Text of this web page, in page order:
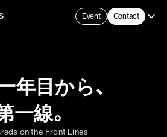
Event Contact
年目から、
一線。
on the Front Lines